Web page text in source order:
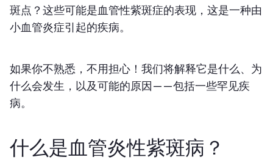
斑点？这些可能是血管性紫斑症的表现，这是一种由
小血管炎症引起的疾病。
如果你不熟悉，不用担心！我们将解释它是什么、为
什么会发生，以及可能的原因——包括一些罕见疾
病。
什么是血管炎性紫斑病？